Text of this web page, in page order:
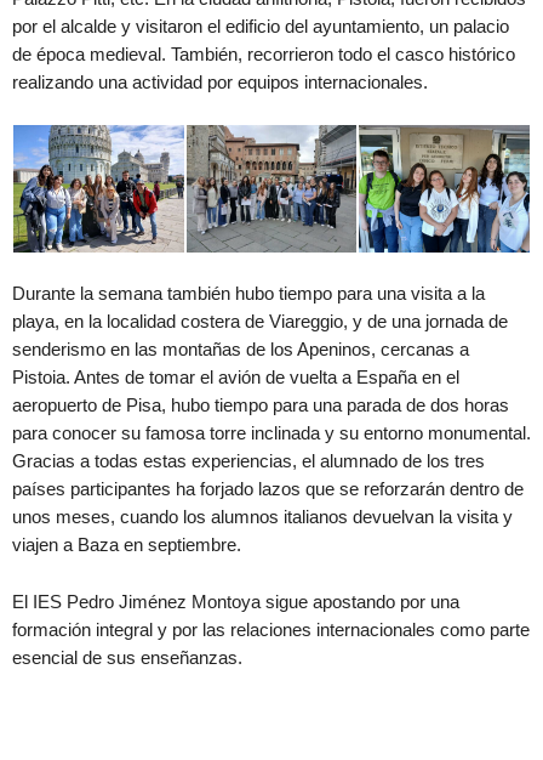
por el alcalde y visitaron el edificio del ayuntamiento, un palacio
de época medieval. También, recorrieron todo el casco histórico
realizando una actividad por equipos internacionales.
Durante la semana también hubo tiempo para una visita a la
playa, en la localidad costera de Viareggio, y de una jornada de
senderismo en las montañas de los Apeninos, cercanas a
Pistoia. Antes de tomar el avión de vuelta a España en el
aeropuerto de Pisa, hubo tiempo para una parada de dos horas
para conocer su famosa torre inclinada y su entorno monumental.
Gracias a todas estas experiencias, el alumnado de los tres
países participantes ha forjado lazos que se reforzarán dentro de
unos meses, cuando los alumnos italianos devuelvan la visita y
viajen a Baza en septiembre.
El IES Pedro Jiménez Montoya sigue apostando por una
formación integral y por las relaciones internacionales como parte
esencial de sus enseñanzas.